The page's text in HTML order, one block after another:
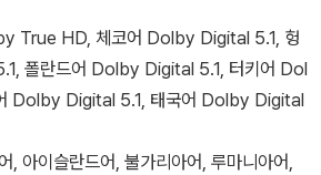
True HD, 체코어 Dolby Digital 5.1, 헝
폴란드어 Dolby Digital 5.1, 터키어 Dol
Dolby Digital 5.1, 태국어 Dolby Digital
, 아이슬란드어, 불가리아어, 루마니아어,